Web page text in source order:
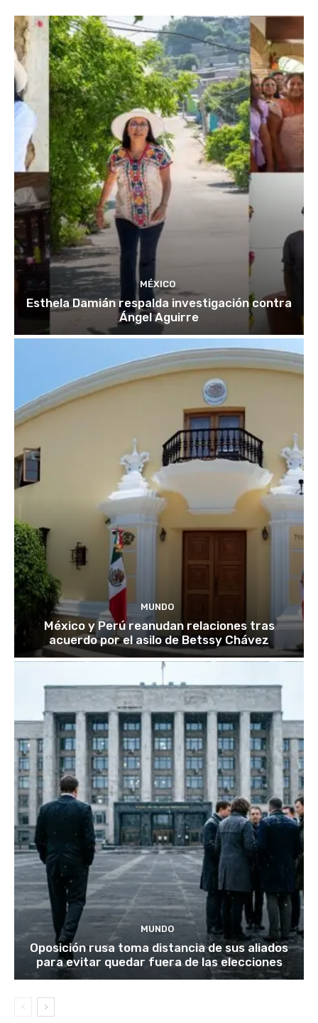
MÉXICO
Esthela Damián respalda investigación contra
Ángel Aguirre
MUNDO
México y Perú reanudan relaciones tras
acuerdo por el asilo de Betssy Chávez
MUNDO
Oposición rusa toma distancia de sus aliados
para evitar quedar fuera de las elecciones